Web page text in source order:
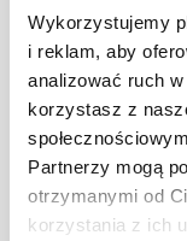
Wykorzystujemy
i reklam, aby
analizować ruch
korzystasz z
Partnerzy mogą
otrzymanymi od
korzystania z ich
przygotują
pomieszczenia
złożone w
roboczych na
zamówień
roboczych,
zamówienia
niezależnie od